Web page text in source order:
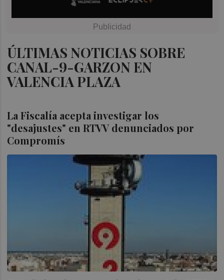
ÚLTIMAS NOTICIAS SOBRE
CANAL-9-GARZON EN
VALENCIA PLAZA
La Fiscalía acepta investigar los
"desajustes" en RTVV denunciados por
Compromís